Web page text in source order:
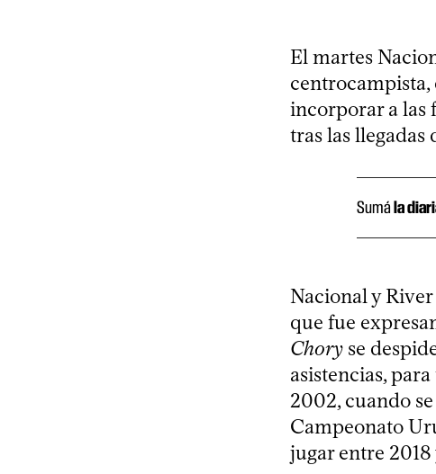
El martes
centrocampista,
incorporar a las
tras las
Sumála
Nacional y
que fue
Chory se
asistencias,
2002, cuando
Campeonato
jugar entre